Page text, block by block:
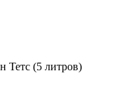
Тетс (5 литров)